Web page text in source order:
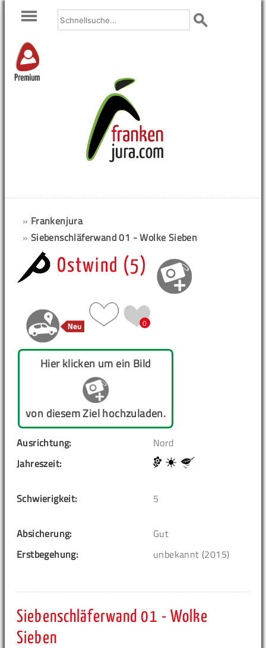
Premium
» Frankenjura
» Siebenschläferwand 01 - Wolke Sieben
Ostwind (5)
0
Hier klicken um ein Bild
von diesem Ziel hochzuladen.
Ausrichtung:
Nord
Jahreszeit:
Schwierigkeit: 5
Absicherung:
Gut
Erstbegehung:
unbekannt (2015)
Siebenschläferwand 01 - Wolke
Sieben